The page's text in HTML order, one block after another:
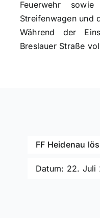
Feuerwehr
Streifenwagen und
Während der
Breslauer Straße
FF Heidenau
Datum: 22. Juli